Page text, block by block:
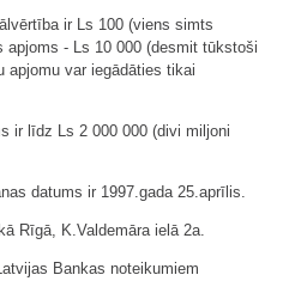
ir Ls 100 (viens simts
apjoms - Ls 10 000 (desmit tūkstoši
apjomu var iegādāties tikai
ir līdz Ls 2 000 000 (divi miljoni
datums ir 1997.gada 25.aprīlis.
Rīgā, K.Valdemāra ielā 2a.
Bankas noteikumiem